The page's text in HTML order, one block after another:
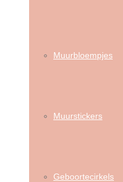
Muurbloempjes
Muurstickers
Geboortecirkels